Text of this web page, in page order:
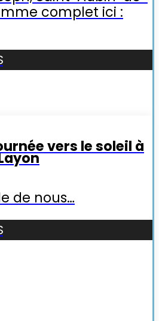
complet ici :
vers le soleil à
de nous…